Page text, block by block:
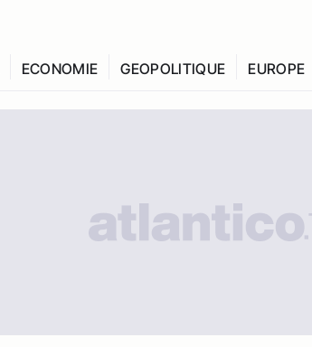
ECONOMIE GEOPOLITIQUE EUROPE